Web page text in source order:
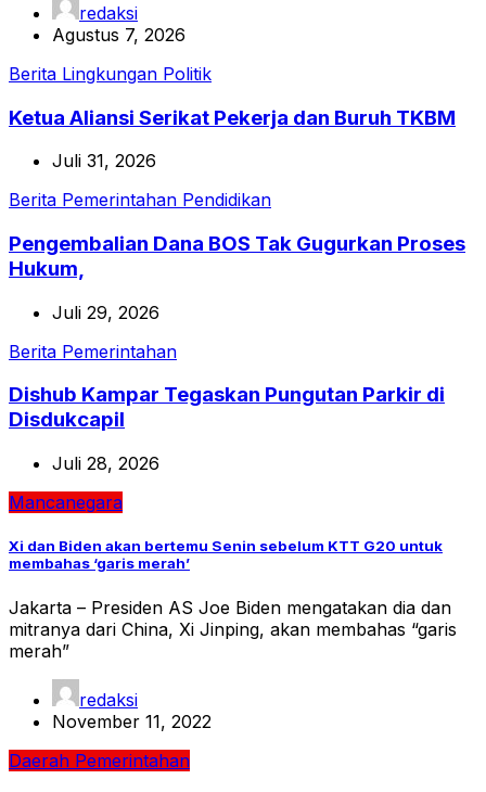
redaksi
Agustus 7, 2026
Berita Lingkungan Politik
Ketua Aliansi Serikat Pekerja dan Buruh TKBM
Juli 31, 2026
Berita Pemerintahan Pendidikan
Pengembalian Dana BOS Tak Gugurkan Proses
Hukum,
Juli 29, 2026
Berita Pemerintahan
Dishub Kampar Tegaskan Pungutan Parkir di
Disdukcapil
Juli 28, 2026
Mancanegara
Xi dan Biden akan bertemu Senin sebelum KTT G20 untuk
membahas ‘garis merah’
Jakarta – Presiden AS Joe Biden mengatakan dia dan
mitranya dari China, Xi Jinping, akan membahas “garis
merah”
redaksi
November 11, 2022
Daerah Pemerintahan